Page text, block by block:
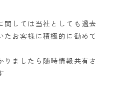
関しては当社としても過去
たお客様に積極的に勧めて
ましたら随時情報共有さ